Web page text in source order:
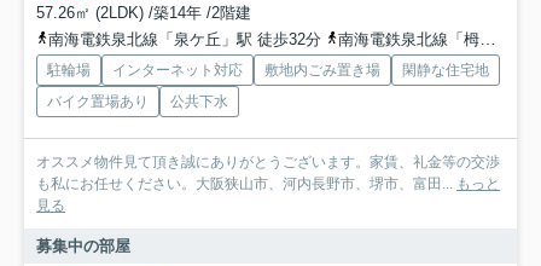
57.26㎡ (2LDK) /築14年 /2階建
南海電鉄泉北線「泉ケ丘」駅 徒歩32分
南海電鉄泉北線「栂・美木多」駅 徒歩40分
駐輪場 インターネット対応 敷地内ごみ置き場
閑静な住宅地
バイク置場あり
公共下水
オススメ物件見て頂き誠にありがとうございます。家賃、礼金等の交渉
も私にお任せください。大阪狭山市、河内長野市、堺市、富田...
もっと
見る
募集中の部屋